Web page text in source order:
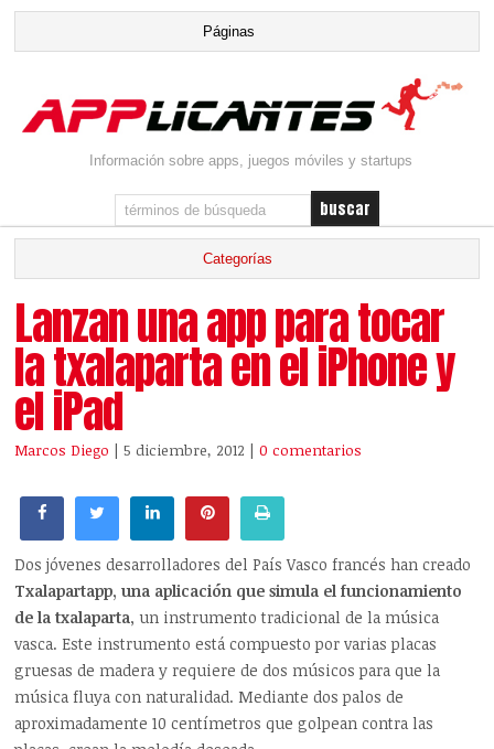
Información sobre apps, juegos móviles y startups
Lanzan una app para tocar
la txalaparta en el iPhone y
el iPad
Marcos Diego | 5 diciembre, 2012 |0 comentarios
Dos jóvenes desarrolladores del País Vasco francés han creado
Txalapartapp, una aplicación que simula el funcionamiento
de la txalaparta, un instrumento tradicional de la música
vasca. Este instrumento está compuesto por varias placas
gruesas de madera y requiere de dos músicos para que la
música fluya con naturalidad. Mediante dos palos de
aproximadamente 10 centímetros que golpean contra las